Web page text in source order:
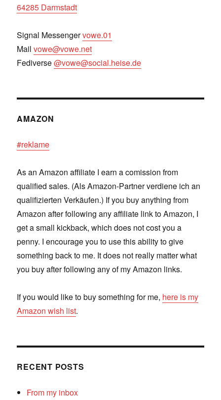
64285 Darmstadt
Signal Messengervowe.01
Mailvowe@vowe.net
Fediverse@vowe@social.heise.de
AMAZON
#reklame
As an Amazon affiliate I earn a comission from
qualified sales. (Als Amazon-Partner verdiene ich an
qualifizierten Verkäufen.) If you buy anything from
Amazon after following any affiliate link to Amazon, I
get a small kickback, which does not cost you a
penny. I encourage you to use this ability to give
something back to me. It does not really matter what
you buy after following any of my Amazon links.
If you would like to buy something for me, here is my
Amazon wish list.
RECENT POSTS
From my inbox